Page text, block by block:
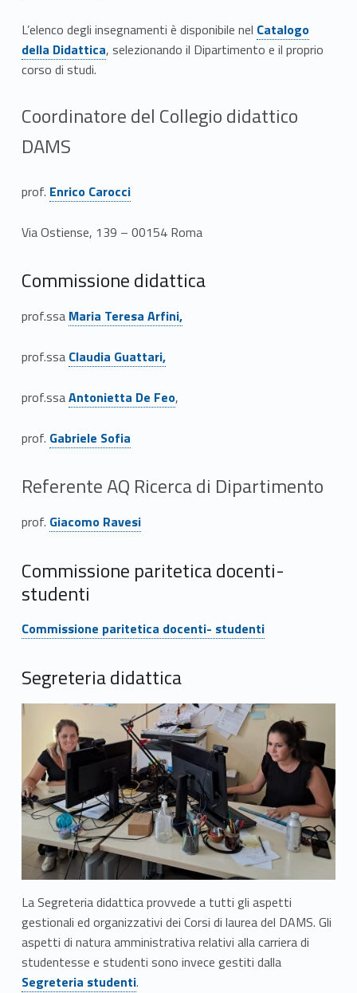
L’elenco degli insegnamenti è disponibile nel Link identifier #identifier__5053-6
Link identifier #identifier__27838-33
Catalogo
della Didattica, selezionando il Dipartimento e il proprio
corso di studi.
Coordinatore del Collegio didattico
DAMS
prof. Link identifier #identifier__161235-34
Enrico Carocci
Via Ostiense, 139 – 00154 Roma
Commissione didattica
prof.ssa Link identifier #identifier__185606-35
Maria Teresa Arfini,
prof.ssa Link identifier #identifier__70695-36
Claudia Guattari,
prof.ssa Link identifier #identifier__28523-37
Antonietta De Feo,
prof. Link identifier #identifier__144586-38
Gabriele Sofia
Referente AQ Ricerca di Dipartimento
prof. Link identifier #identifier__163565-39
Giacomo Ravesi
Commissione paritetica docenti-
studenti
Link identifier #identifier__60170-40
Commissione paritetica docenti- studenti
Segreteria didattica
La Segreteria didattica provvede a tutti gli aspetti
gestionali ed organizzativi dei Corsi di laurea del DAMS. Gli
aspetti di natura amministrativa relativi alla carriera di
studentesse e studenti sono invece gestiti dalla
Segreteria studenti.